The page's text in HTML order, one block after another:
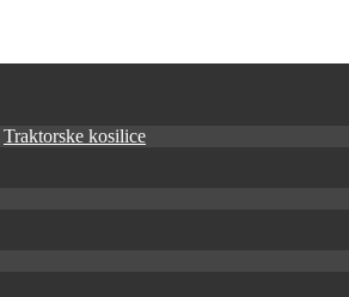
Traktorske kosilice